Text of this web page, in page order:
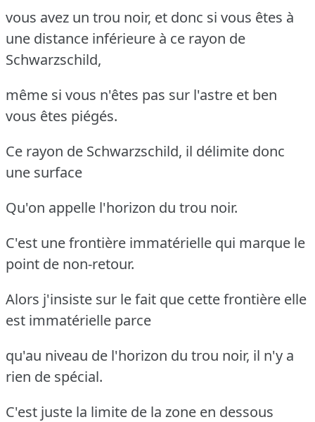
vous avez un trou noir, et donc si vous êtes à
une distance inférieure à ce rayon de
Schwarzschild,
même si vous n'êtes pas sur l'astre et ben
vous êtes piégés.
Ce rayon de Schwarzschild, il délimite donc
une surface
Qu'on appelle l'horizon du trou noir.
C'est une frontière immatérielle qui marque le
point de non-retour.
Alors j'insiste sur le fait que cette frontière elle
est immatérielle parce
qu'au niveau de l'horizon du trou noir, il n'y a
rien de spécial.
C'est juste la limite de la zone en dessous